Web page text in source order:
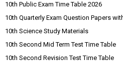
10th Public Exam Time Table 2026
10th Quarterly Exam Question Papers
10th Science Study Materials
10th Second Mid Term Test Time Table
10th Second Revision Test Time Table